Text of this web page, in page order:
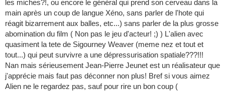
les miches?!, ou encore le général qui prend son cerveau dans la
main après un coup de langue Xéno, sans parler de l'hote qui
réagit bizarrement aux balles, etc...) sans parler de la plus grosse
abomination du film ( Non pas le jeu d'acteur! ;) ) L'alien avec
quasiment la tete de Sigourney Weaver (meme nez et tout et
tout...) qui peut survivre a une dépressurisation spatiale???!!!
Nan mais sérieusement Jean-Pierre Jeunet est un réalisateur que
j'apprécie mais faut pas déconner non plus! Bref si vous aimez
Alien ne le regardez pas, sauf pour rire un bon coup (